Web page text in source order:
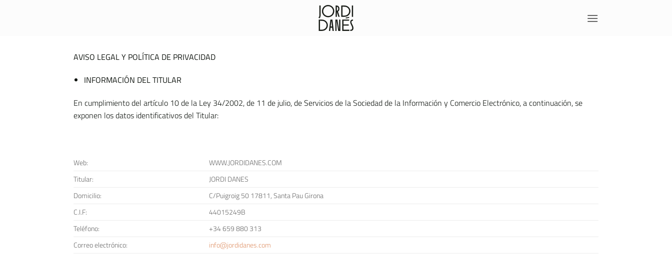
AVISO LEGAL Y POLÍTICA DE PRIVACIDAD
INFORMACIÓN DEL TITULAR
En cumplimiento del artículo 10 de la Ley 34/2002, de 11 de julio, de Servicios de la Sociedad de la Información y Comercio Electrónico, a continuación, se
exponen los datos identificativos del Titular:
Web:
WWW.JORDIDANES.COM
Titular:
JORDI DANES
Domicilio:
C/Puigroig 50 17811, Santa Pau Girona
C.I.F:
44015249B
Teléfono:
+34 659 880 313
Correo electrónico:
info@jordidanes.com